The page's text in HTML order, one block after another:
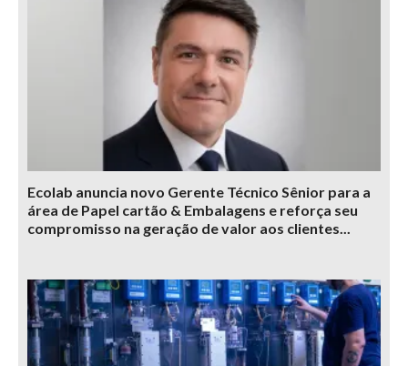
Ecolab anuncia novo Gerente Técnico Sênior para a
área de Papel cartão & Embalagens e reforça seu
compromisso na geração de valor aos clientes...